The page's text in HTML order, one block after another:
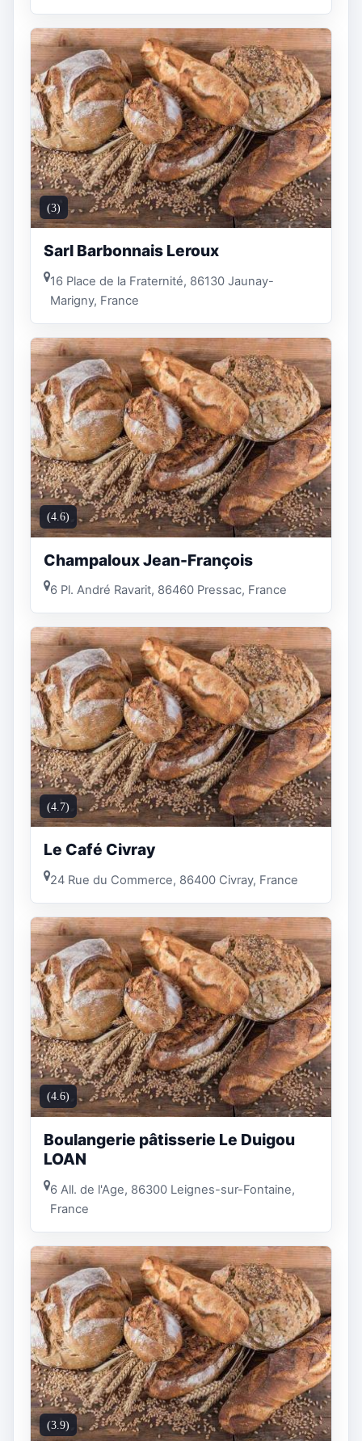
(3)
Sarl Barbonnais Leroux
16 Place de la Fraternité, 86130 Jaunay-
Marigny, France
(4.6)
Champaloux Jean-François
6 Pl. André Ravarit, 86460 Pressac, France
(4.7)
Le Café Civray
24 Rue du Commerce, 86400 Civray, France
(4.6)
Boulangerie pâtisserie Le Duigou
LOAN
6 All. de l'Age, 86300 Leignes-sur-Fontaine,
France
(3.9)